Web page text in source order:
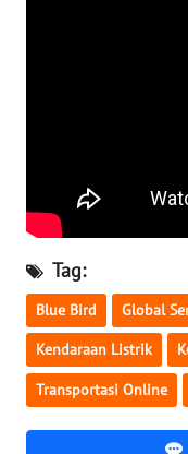
Tag:
Blue Bird Global
Kendaraan Listrik
Transportasi Online
JATIM
WN
BALI
WN
KALBAR